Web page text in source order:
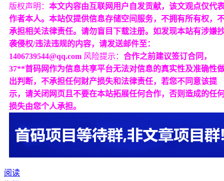
版权声明： 本文内容由互联网用户自发贡献，该文观点仅代
作者本人。本站仅提供信息存储空间服务，不拥有所有权，
承担相关法律责任。请勿盲目下载注册。如发现本站有涉嫌
袭侵权/违法违规的内容，请发送邮件至：
1406739544@qq.com 风险提示： 合作之前建议签订合同，
37**首码网作为信息共享平台无法对信息的真实性及准确性
出判断，不承担任何财产损失和法律责任，若您不同意该提
示，请关闭网页且不要在本站拓展任何合作，否则造成的任
损失由您个人承担。
阅读